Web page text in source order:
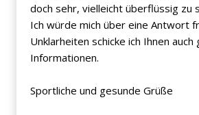
doch sehr, vielleicht überflüssig zu
Ich würde mich über eine Antwort
Unklarheiten schicke ich Ihnen
Informationen.
Sportliche und gesunde Grüße